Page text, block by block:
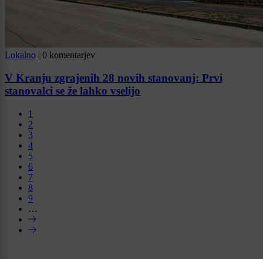
Lokalno | 0 komentarjev
V Kranju zgrajenih 28 novih stanovanj: Prvi
stanovalci se že lahko vselijo
1
2
3
4
5
6
7
8
9
…